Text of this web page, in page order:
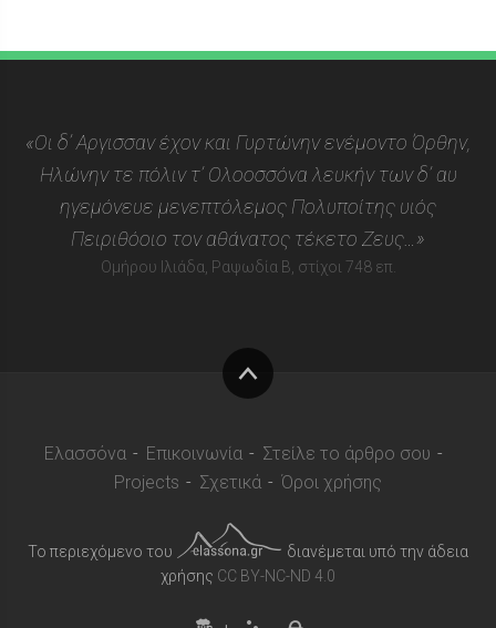
«Οι δ’ Αργισσαν έχον και Γυρτώνην ενέμοντο Όρθην,
Ηλώνην τε πόλιν τ’ Ολοοσσόνα λευκήν των δ’ αυ
ηγεμόνευε μενεπτόλεμος Πολυποίτης υιός
Πειριθόοιο τον αθάνατος τέκετο Ζευς…»
Ομήρου Ιλιάδα, Ραψωδία Β, στίχοι 748 επ.
Ελασσόνα Επικοινωνία
Στείλε το άρθρο σου
Projects
Σχετικά Όροι χρήσης
Το περιεχόμενο του
διανέμεται υπό την άδεια
χρήσης CC BY-NC-ND 4.0